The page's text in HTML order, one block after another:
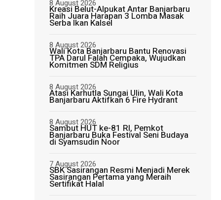
Kreasi Belut-Alpukat Antar Banjarbaru
Raih Juara Harapan 3 Lomba Masak
Serba Ikan Kalsel
8 August 2026
Wali Kota Banjarbaru Bantu Renovasi
TPA Darul Falah Cempaka, Wujudkan
Komitmen SDM Religius
8 August 2026
Atasi Karhutla Sungai Ulin, Wali Kota
Banjarbaru Aktifkan 6 Fire Hydrant
8 August 2026
Sambut HUT ke-81 RI, Pemkot
Banjarbaru Buka Festival Seni Budaya
di Syamsudin Noor
8 August 2026
SBK Sasirangan Resmi Menjadi Merek
Sasirangan Pertama yang Meraih
Sertifikat Halal
7 August 2026